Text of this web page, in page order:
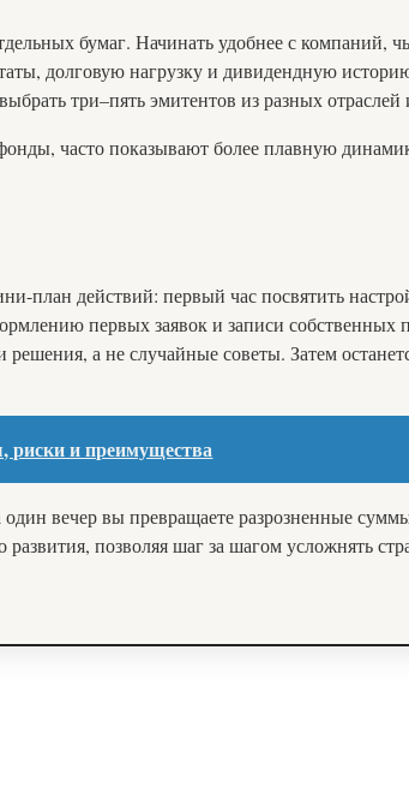
бумаг. Начинать удобнее с компаний,
долговую нагрузку и дивидендную
три–пять эмитентов из разных
часто показывают более плавную
план действий: первый час посвятить
первых заявок и записи
а не случайные советы. Затем
риски и преимущества
один вечер вы превращаете разрозненные
позволяя шаг за шагом усложнять